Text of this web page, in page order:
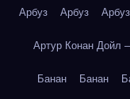
Арбуз Арбуз Арбуз
Артур Конан Дойл
Банан Банан